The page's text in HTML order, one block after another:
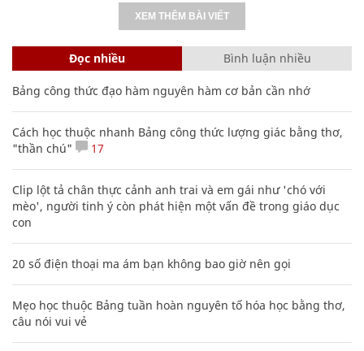
XEM THÊM BÀI VIẾT
Đọc nhiều Bình luận nhiều
Bảng công thức đạo hàm nguyên hàm cơ bản cần nhớ
Cách học thuộc nhanh Bảng công thức lượng giác bằng thơ,
"thần chú"
17
Clip lột tả chân thực cảnh anh trai và em gái như 'chó với
mèo', người tinh ý còn phát hiện một vấn đề trong giáo dục
con
20 số điện thoại ma ám bạn không bao giờ nên gọi
Mẹo học thuộc Bảng tuần hoàn nguyên tố hóa học bằng thơ,
câu nói vui vẻ